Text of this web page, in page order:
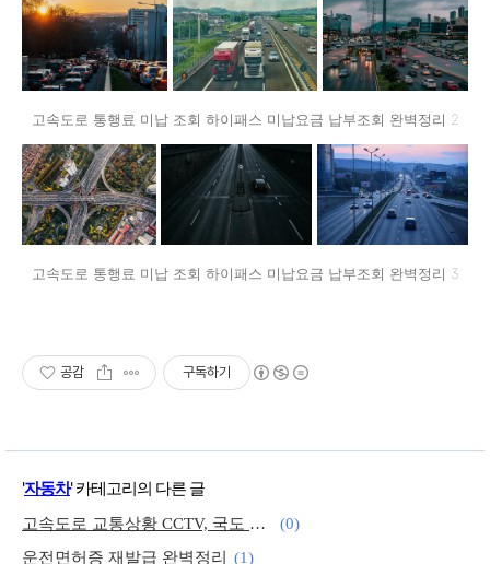
고속도로 통행료 미납 조회 하이패스 미납요금 납부조회 완벽정리 2
고속도로 통행료 미납 조회 하이패스 미납요금 납부조회 완벽정리 3
공감 구독하기
'자동차' 카테고리의 다른 글
고속도로 교통상황 CCTV, 국도 교통상황 CCTV 실시간 확인 방법
(0)
운전면허증 재발급 완벽정리
(1)